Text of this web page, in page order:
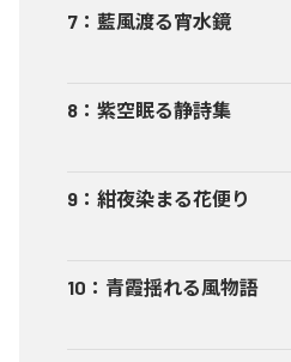
7 ： 藍風渡る宵水鏡
8 ： 紫空眠る静詩集
9 ： 紺夜染まる花便り
10 ： 青霞揺れる風物語